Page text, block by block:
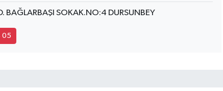
BAĞLARBAŞI SOKAK.NO:4 DURSUNBEY
05